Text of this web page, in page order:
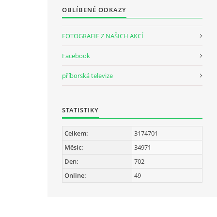
OBLÍBENÉ ODKAZY
FOTOGRAFIE Z NAŠICH AKCÍ
Facebook
příborská televize
STATISTIKY
Online: 49
Celkem:
3174701
Měsíc:
34971
Den:
702